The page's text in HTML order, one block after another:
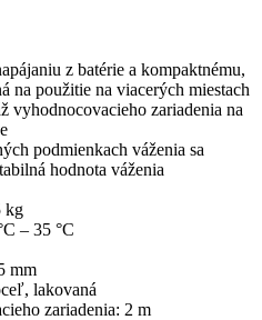
z batérie a kompaktnému,
na použitie na viacerých miestach
vyhodnocovacieho zariadenia na
podmienkach váženia sa
hodnota váženia
kg
– 35 °C
mm
lakovaná
zariadenia: 2 m